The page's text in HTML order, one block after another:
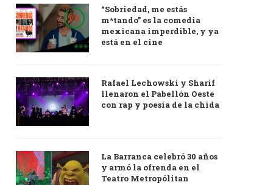
9.0
“Sobriedad, me estás
m*tando” es la comedia
mexicana imperdible, y ya
está en el cine
Rafael Lechowski y Sharif
llenaron el Pabellón Oeste
con rap y poesía de la chida
La Barranca celebró 30 años
y armó la ofrenda en el
Teatro Metropólitan